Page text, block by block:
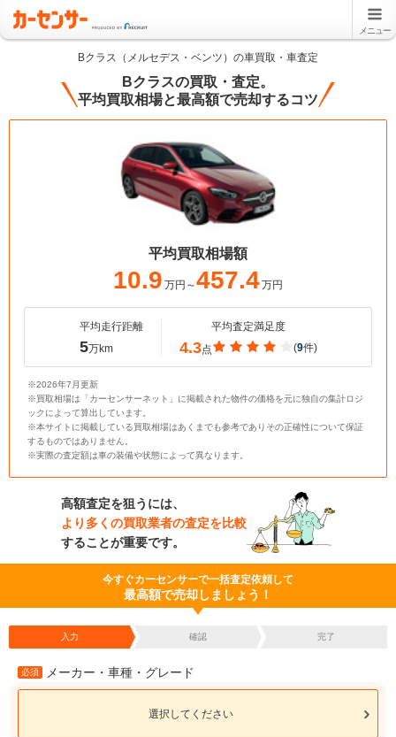
メニュー
Bクラス（メルセデス・ベンツ）の車買取・車査定
Bクラスの買取・査定。
平均買取相場と最高額で売却するコツ
平均買取相場額
10.9 万円～457.4万円
平均走行距離
5万km
平均査定満足度
4.3点 (9件)
※2026年7月更新
※買取相場は「カーセンサーネット」に掲載された物件の価格を元に独自の集計ロジ
ックによって算出しています。
※本サイトに掲載している買取相場はあくまでも参考でありその正確性について保証
するものではありません。
※実際の査定額は車の装備や状態によって異なります。
高額査定を狙うには、
より多くの買取業者の査定を比較
することが重要です。
今すぐカーセンサーで一括査定依頼して
最高額で売却しましょう！
入力 確認 完了
必須 メーカー・車種・グレード
選択してください